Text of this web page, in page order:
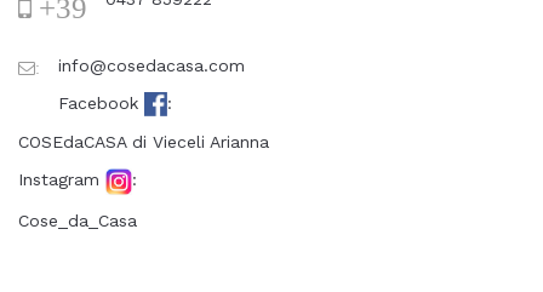
+39
:
info@cosedacasa.com
Facebook
:
COSEdaCASA di Vieceli Arianna
Instagram
:
Cose_da_Casa